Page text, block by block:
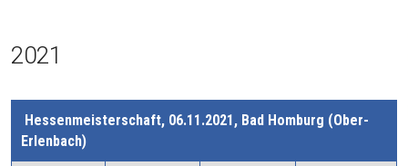
2021
Hessenmeisterschaft, 06.11.2021, Bad Homburg (Ober-
Erlenbach)